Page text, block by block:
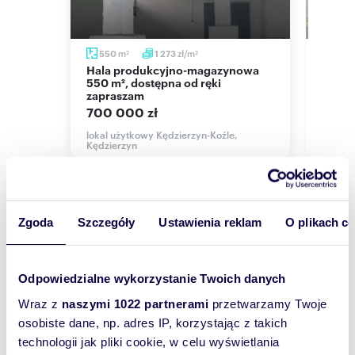
Zgoda Szczegóły Ustawienia reklam O plikach
Odpowiedzialne wykorzystanie Twoich danych
Wraz z naszymi 1022 partnerami przetwarzamy Twoje
osobiste dane, np. adres IP, korzystając z takich
technologii jak pliki cookie, w celu wyświetlania
Zgodnie z planem nieruchomość znajduje się
strefie oznaczonej symbolem MWU-1 - Tereny
zabudowy mieszkaniowej wielorodzinnej i usług
nieuciążliwych o szczególnej koncentracji usług
użyteczności publicznej.
Sylwia Lipnicka
Doradca Sprzedaży
Pokaż numer telefonu
Orange Polska
800 XXX XXX
Pokaż numer telefonu
550 m2 1 273zł/m2
Hala produkcyjno-magazynowa
550 m², dostępna od ręki
zapraszam
700 000 zł
lokal użytkowy Kędzierzyn-Koźle,
Kędzierzyn
Wyślij
wiadomość
To najlepszy
sposób, aby